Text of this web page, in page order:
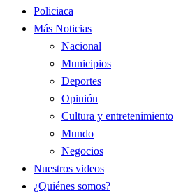
Policiaca
Más Noticias
Nacional
Municipios
Deportes
Opinión
Cultura y entretenimiento
Mundo
Negocios
Nuestros videos
¿Quiénes somos?